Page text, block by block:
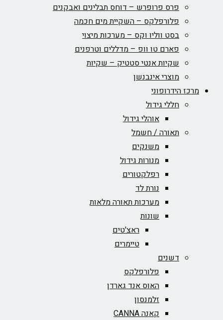
פרס פרופרש – דוחס תבלינים ואבקנים
פלורפלקס – השקיית מים חכמה
בסט ווליו וקס – מערכות מיצוי
פארם טו וופ – מדללים וטרפנים
שקיות אנטי סטטיק – שקיות
מוצרי אינבנשן
מרכז הידרופוני
חללי גידול
אוהלי גידול
תאורה / חשמל
משנקים
מנורות גידול
רפלקטורים
נורת לד
מערכות תאורה מלאות
שונות
ראצ'טים
טיימרים
דשנים
פלורפלקס
האוס אנד גארדן
זלמנסון
קאנה CANNA